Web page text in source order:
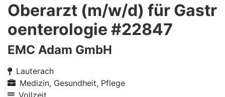
Oberarzt (m/w/d) für Gastr
oenterologie #22847
EMC Adam GmbH
Lauterach
Medizin, Gesundheit, Pflege
Vollzeit